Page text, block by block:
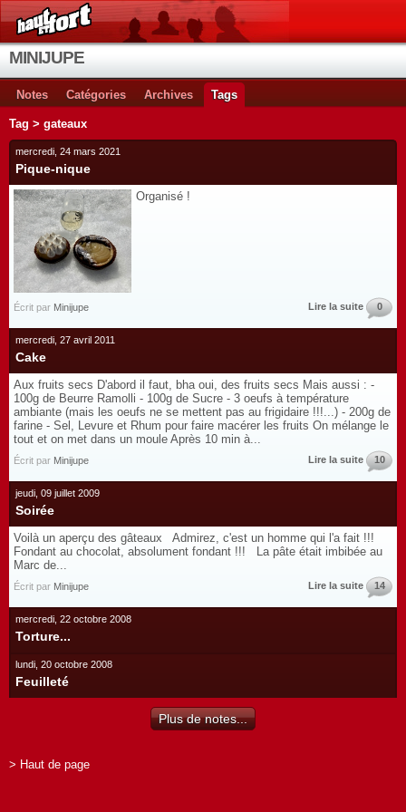
MINIJUPE
Notes Catégories Archives Tags
Tag > gateaux
mercredi, 24 mars 2021
Pique-nique
Organisé !
Écrit par Minijupe Lire la suite 0
mercredi, 27 avril 2011
Cake
Aux fruits secs D'abord il faut, bha oui, des fruits secs Mais aussi : -
100g de Beurre Ramolli - 100g de Sucre - 3 oeufs à température
ambiante (mais les oeufs ne se mettent pas au frigidaire !!!...) - 200g de
farine - Sel, Levure et Rhum pour faire macérer les fruits On mélange le
tout et on met dans un moule Après 10 min à...
Écrit par Minijupe Lire la suite 10
jeudi, 09 juillet 2009
Soirée
Voilà un aperçu des gâteaux Admirez, c'est un homme qui l'a fait !!!
Fondant au chocolat, absolument fondant !!! La pâte était imbibée au
Marc de...
Écrit par Minijupe Lire la suite 14
mercredi, 22 octobre 2008
Torture...
lundi, 20 octobre 2008
Feuilleté
Plus de notes...
> Haut de page